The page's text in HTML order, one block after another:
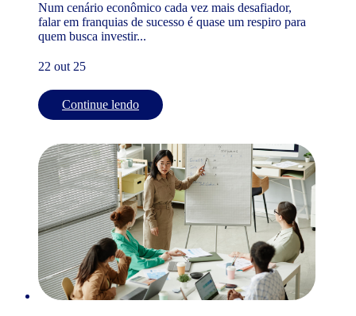
Num cenário econômico cada vez mais desafiador,
falar em franquias de sucesso é quase um respiro para
quem busca investir...
22 out 25
Continue lendo